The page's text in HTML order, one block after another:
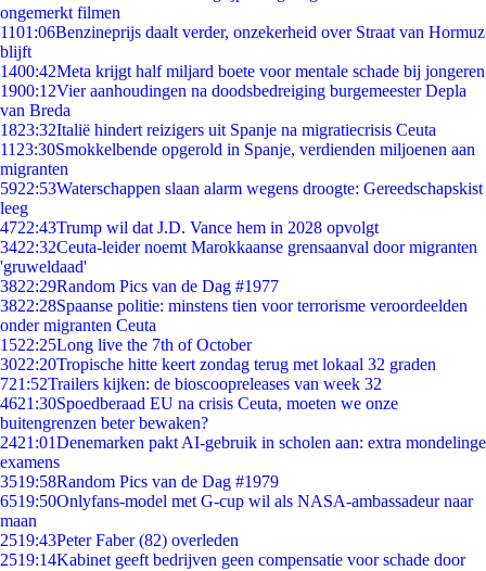
ongemerkt filmen
1101:06Benzineprijs daalt verder, onzekerheid over Straat van Hormuz
blijft
1400:42Meta krijgt half miljard boete voor mentale schade bij jongeren
1900:12Vier aanhoudingen na doodsbedreiging burgemeester Depla
van Breda
1823:32Italië hindert reizigers uit Spanje na migratiecrisis Ceuta
11 23:30Smokkelbende opgerold in Spanje, verdienden miljoenen aan
migranten
5922:53Waterschappen slaan alarm wegens droogte: Gereedschapskist
leeg
4722:43Trump wil dat J.D. Vance hem in 2028 opvolgt
3422:32Ceuta-leider noemt Marokkaanse grensaanval door migranten
'gruweldaad'
3822:29Random Pics van de Dag #1977
3822:28Spaanse politie: minstens tien voor terrorisme veroordeelden
onder migranten Ceuta
1522:25Long live the 7th of October
3022:20Tropische hitte keert zondag terug met lokaal 32 graden
721:52Trailers kijken: de bioscoopreleases van week 32
4621:30Spoedberaad EU na crisis Ceuta, moeten we onze
buitengrenzen beter bewaken?
2421:01Denemarken pakt AI-gebruik in scholen aan: extra mondelinge
examens
3519:58Random Pics van de Dag #1979
6519:50Onlyfans-model met G-cup wil als NASA-ambassadeur naar
maan
2519:43Peter Faber (82) overleden
2519:14Kabinet geeft bedrijven geen compensatie voor schade door